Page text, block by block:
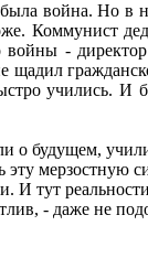
война. Но в
Коммунист
войны -
щадил
учились. И
о будущем,
мерзостную
И тут
- даже не